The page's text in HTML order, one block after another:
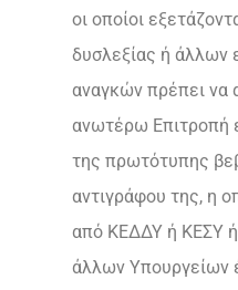
οι οποίοι
δυσλεξίας ή άλλων
αναγκών πρέπει να
ανωτέρω Επιτροπή
της πρωτότυπης
αντιγράφου της, η
από ΚΕΔΔΥ ή ΚΕΣΥ ή
άλλων Υπουργείων